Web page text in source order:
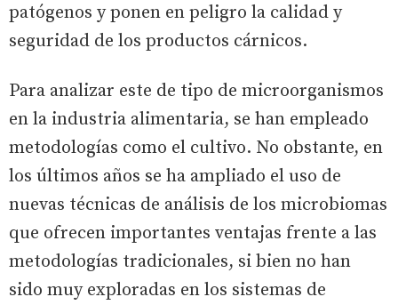
patógenos y ponen en peligro la calidad y
seguridad de los productos cárnicos.
Para analizar este de tipo de microorganismos
en la industria alimentaria, se han empleado
metodologías como el cultivo. No obstante, en
los últimos años se ha ampliado el uso de
nuevas técnicas de análisis de los microbiomas
que ofrecen importantes ventajas frente a las
metodologías tradicionales, si bien no han
sido muy exploradas en los sistemas de